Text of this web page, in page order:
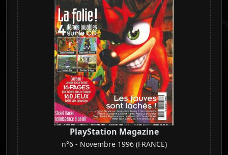
PlayStation Magazine
n°6 - Novembre 1996 (FRANCE)